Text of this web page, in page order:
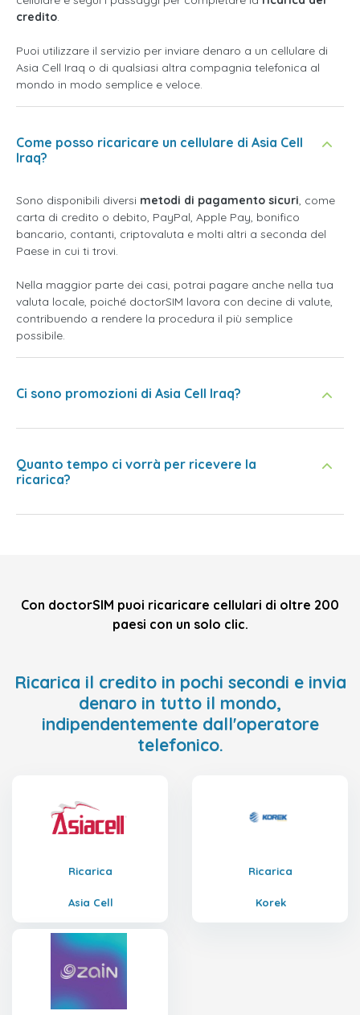
credito.
Puoi utilizzare il servizio per inviare denaro a un cellulare di
Asia Cell Iraq o di qualsiasi altra compagnia telefonica al
mondo in modo semplice e veloce.
Come posso ricaricare un cellulare di Asia Cell
Iraq?
Sono disponibili diversi metodi di pagamento sicuri, come
carta di credito o debito, PayPal, Apple Pay, bonifico
bancario, contanti, criptovaluta e molti altri a seconda del
Paese in cui ti trovi.
Nella maggior parte dei casi, potrai pagare anche nella tua
valuta locale, poiché doctorSIM lavora con decine di valute,
contribuendo a rendere la procedura il più semplice
possibile.
Ci sono promozioni di Asia Cell Iraq?
Quanto tempo ci vorrà per ricevere la
ricarica?
Con doctorSIM puoi ricaricare cellulari di oltre 200
paesi con un solo clic.
Ricarica il credito in pochi secondi e invia
denaro in tutto il mondo,
indipendentemente dall'operatore
telefonico.
Ricarica
Asia Cell
Ricarica
Korek